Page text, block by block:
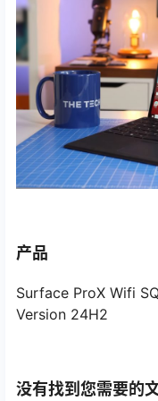
产品
Surface ProX Wifi
Version 24H2
没有找到您需要的文